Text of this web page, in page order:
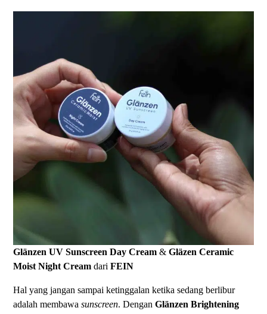
Glänzen UV Sunscreen Day Cream&Gläzen Ceramic
Moist Night Cream dariFEIN
Hal yang jangan sampai ketinggalan ketika sedang berlibur
adalah membawasunscreen. DenganGlänzen Brightening